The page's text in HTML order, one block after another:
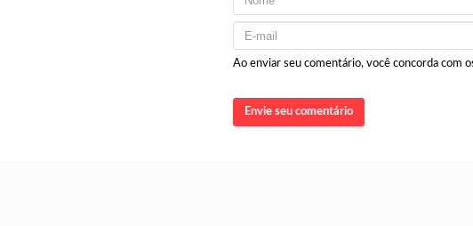
Ao enviar seu comentário, você concorda com
Envie seu comentário